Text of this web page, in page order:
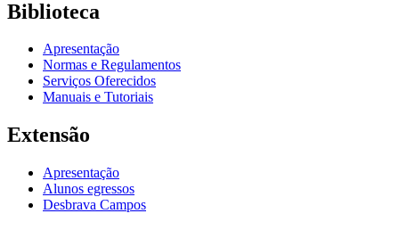
Biblioteca
Apresentação
Normas e Regulamentos
Serviços Oferecidos
Manuais e Tutoriais
Extensão
Apresentação
Alunos egressos
Desbrava Campos